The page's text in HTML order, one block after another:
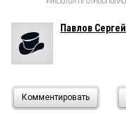
Павлов Сергей
Комментировать